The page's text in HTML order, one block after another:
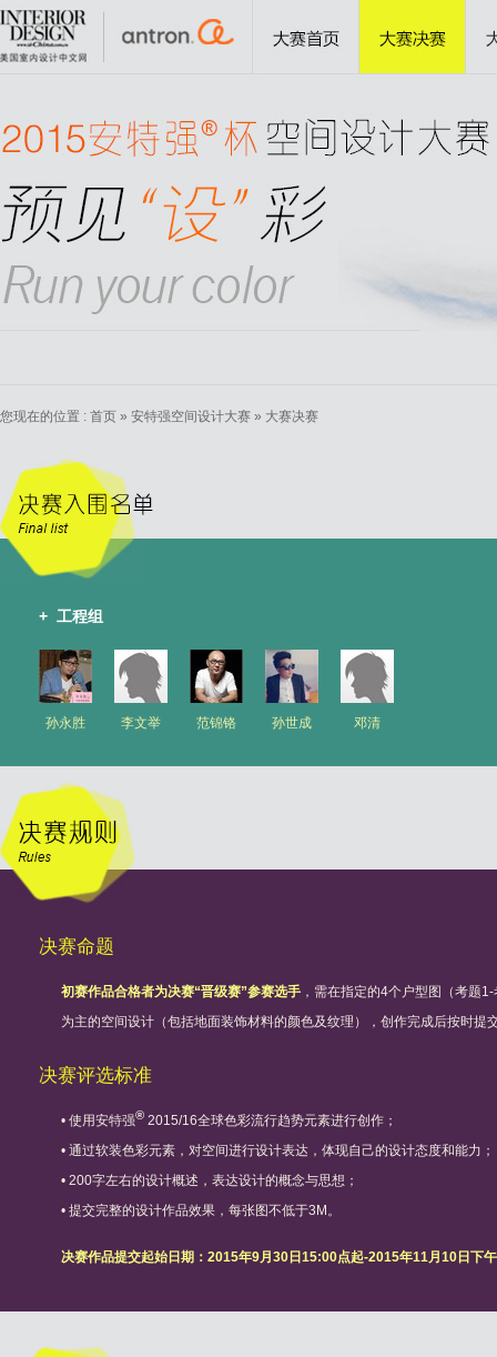
您现在的位置 : 首页 » 安特强空间设计大赛 » 大赛决赛
+ 工程组
孙永胜 李文举 范锦铬 孙世成 邓清
决赛命题
初赛作品合格者为决赛“晋级赛”参赛选手 ，需在指定的4个户型图（考题
为主的空间设计（包括地面装饰材料的颜色及纹理），创作完成后按时提
决赛评选标准
• 使用安特强® 2015/16全球色彩流行趋势元素进行创作；
• 通过软装色彩元素，对空间进行设计表达，体现自己的设计态度和能力；
• 200字左右的设计概述，表达设计的概念与思想；
• 提交完整的设计作品效果，每张图不低于3M。
决赛作品提交起始日期：2015年9月30日15:00点起-2015年11月10日下